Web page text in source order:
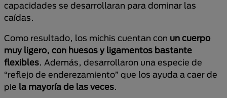
capacidades se desarrollaran para dominar las
caídas.
Como resultado, los michis cuentan con un cuerpo
muy ligero, con huesos y ligamentos bastante
flexibles. Además, desarrollaron una especie de
“reflejo de enderezamiento” que los ayuda a caer de
pie la mayoría de las veces.